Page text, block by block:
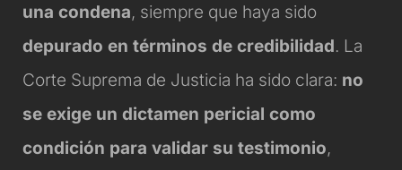
una condena, siempre que haya sido
depurado en términos de credibilidad. La
Corte Suprema de Justicia ha sido clara: no
se exige un dictamen pericial como
condición para validar su testimonio,